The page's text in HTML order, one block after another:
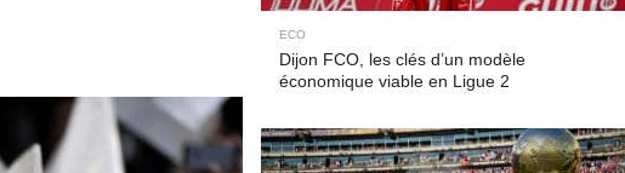
ECO
Dijon FCO, les clés d’un modèle
économique viable en Ligue 2